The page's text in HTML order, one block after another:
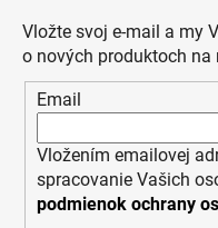
Vložte svoj e-mail a my
o nových produktoch na
Email
Vložením emailovej
spracovanie Vašich
podmienok ochrany